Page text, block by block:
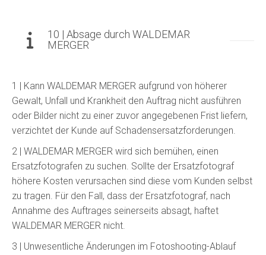
10 | Absage durch WALDEMAR
MERGER
1 | Kann WALDEMAR MERGER aufgrund von höherer
Gewalt, Unfall und Krankheit den Auftrag nicht ausführen
oder Bilder nicht zu einer zuvor angegebenen Frist liefern,
verzichtet der Kunde auf Schadensersatzforderungen.
2 | WALDEMAR MERGER wird sich bemühen, einen
Ersatzfotografen zu suchen. Sollte der Ersatzfotograf
höhere Kosten verursachen sind diese vom Kunden selbst
zu tragen. Für den Fall, dass der Ersatzfotograf, nach
Annahme des Auftrages seinerseits absagt, haftet
WALDEMAR MERGER nicht.
3 | Unwesentliche Änderungen im Fotoshooting-Ablauf